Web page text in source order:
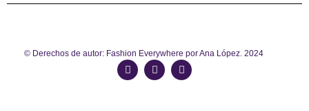
© Derechos de autor: Fashion Everywhere por Ana López. 2024